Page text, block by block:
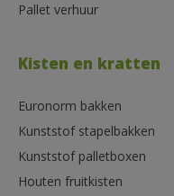
Pallet verhuur
Kisten en kratten
Euronorm bakken
Kunststof stapelbakken
Kunststof palletboxen
Houten fruitkisten